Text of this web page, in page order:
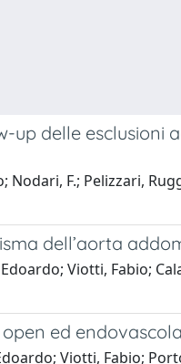
delle esclusioni
F.; Pelizzari,
dell’aorta
Viotti, Fabio;
ed
Viotti, Fabio;